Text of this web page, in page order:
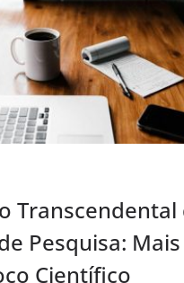
Transcendental
Pesquisa:
Científico